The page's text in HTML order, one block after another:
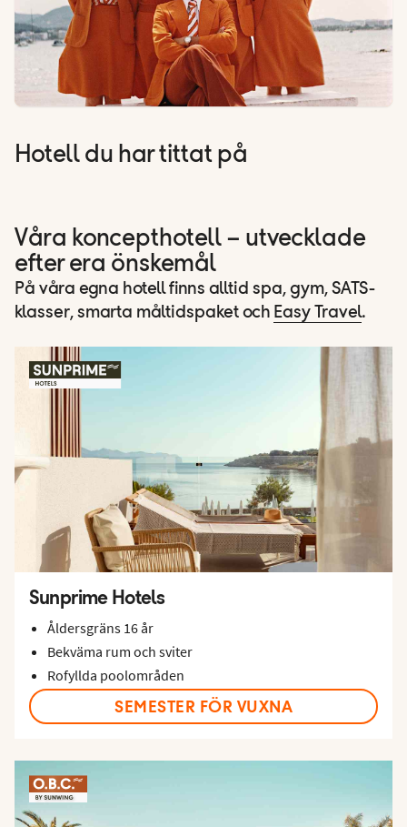
Hotell du har tittat på
Våra koncepthotell – utvecklade
efter era önskemål
På våra egna hotell finns alltid spa, gym, SATS-
klasser, smarta måltidspaket och Easy Travel.
Sunprime Hotels
Åldersgräns 16 år
Bekväma rum och sviter
Rofyllda poolområden
SEMESTER FÖR VUXNA